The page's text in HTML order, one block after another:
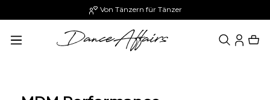
Von Tänzern für Tänzer